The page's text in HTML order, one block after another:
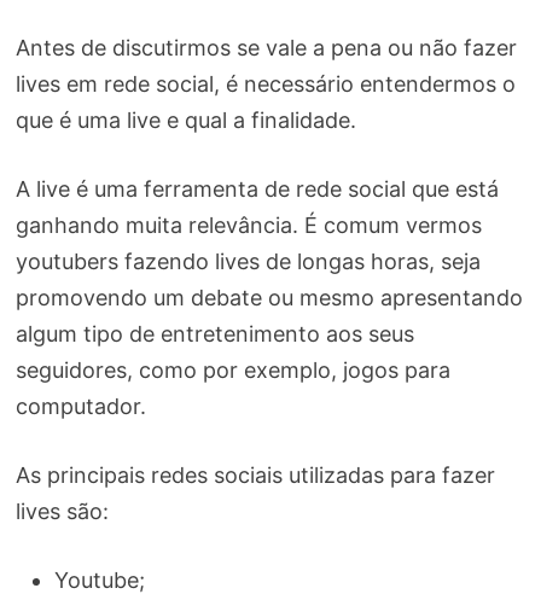
Antes de discutirmos se vale a pena ou não fazer
lives em rede social, é necessário entendermos o
que é uma live e qual a finalidade.
A live é uma ferramenta de rede social que está
ganhando muita relevância. É comum vermos
youtubers fazendo lives de longas horas, seja
promovendo um debate ou mesmo apresentando
algum tipo de entretenimento aos seus
seguidores, como por exemplo, jogos para
computador.
As principais redes sociais utilizadas para fazer
lives são:
Youtube;